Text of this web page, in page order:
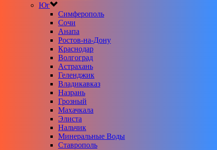
Юг
Симферополь
Сочи
Анапа
Ростов-на-Дону
Краснодар
Волгоград
Астрахань
Геленджик
Владикавказ
Назрань
Грозный
Махачкала
Элиста
Нальчик
Минеральные Воды
Ставрополь